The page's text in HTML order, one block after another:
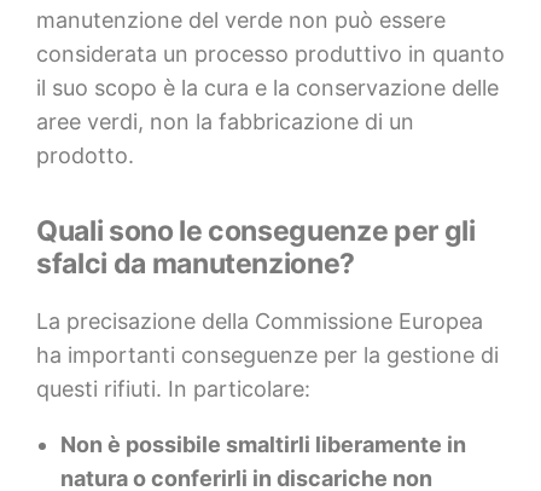
manutenzione del verde non può essere
considerata un processo produttivo in quanto
il suo scopo è la cura e la conservazione delle
aree verdi, non la fabbricazione di un
prodotto.
Quali sono le conseguenze per gli
sfalci da manutenzione?
La precisazione della Commissione Europea
ha importanti conseguenze per la gestione di
questi rifiuti. In particolare:
Non è possibile smaltirli liberamente in
natura o conferirli in discariche non